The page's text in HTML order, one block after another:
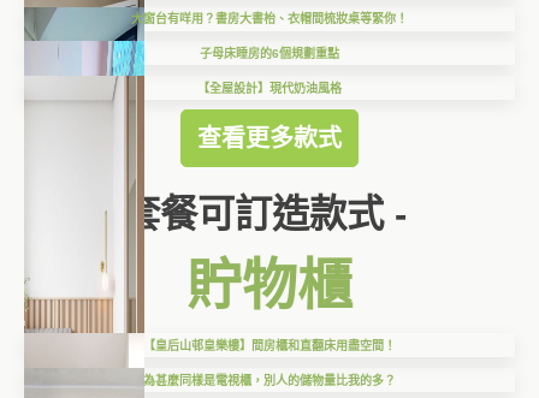
大窗台有咩用？書房大書枱、衣帽間梳妝桌等緊你！
子母床睡房的6個規劃重點
【全屋設計】現代奶油風格
查看更多款式
套餐可訂造款式 -
貯物櫃
【皇后山邨皇樂樓】間房櫃和直翻床用盡空間！
為甚麼同樣是電視櫃，別人的儲物量比我的多？